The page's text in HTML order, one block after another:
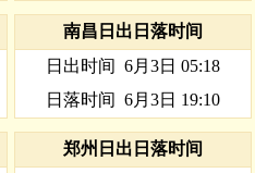
南昌日出日落时间
日出时间 6月3日 05:18
日落时间 6月3日 19:10
郑州日出日落时间